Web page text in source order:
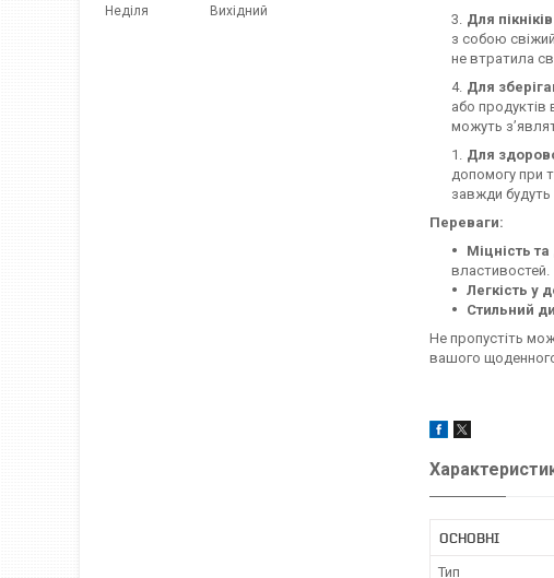
Для
з собою
не втратила
Для
або продуктів
можуть
Для
допомогу при
завжди будуть
Переваги:
Міцність та
властивостей.
Легкість у
Стильний
Не пропустіть
вашого
ОСНОВНІ
Тип
Неділя
Вихідний